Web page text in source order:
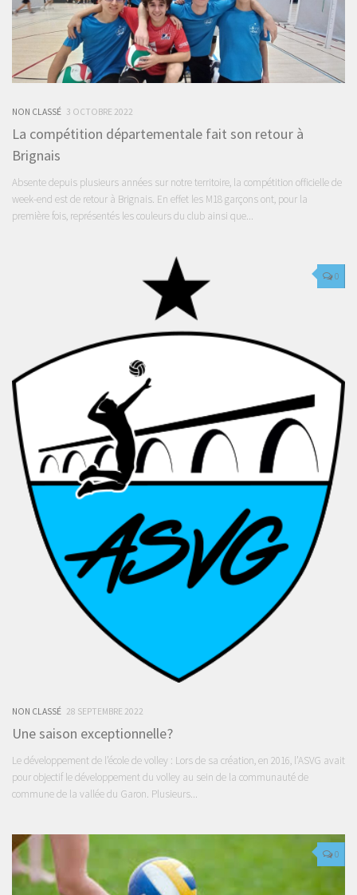
NON CLASSÉ 3 OCTOBRE 2022
La compétition départementale fait son retour à
Brignais
Absente depuis plusieurs années sur notre territoire, la compétition officielle de
week-end est de retour à Brignais. En effet les M18 garçons ont, pour la
première fois, représentés les couleurs du club ainsi que...
0
NON CLASSÉ 28 SEPTEMBRE 2022
Une saison exceptionnelle?
Le développement de l’école de volley : Lors de sa création, en 2016, l’ASVG avait
pour objectif le développement du volley au sein de la communauté de
commune de la vallée du Garon. Plusieurs...
0